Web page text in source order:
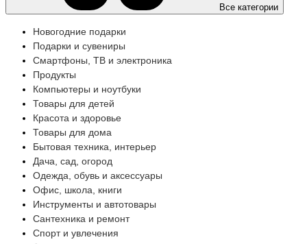
Все категории
Новогодние подарки
Подарки и сувениры
Смартфоны, ТВ и электроника
Продукты
Компьютеры и ноутбуки
Товары для детей
Красота и здоровье
Товары для дома
Бытовая техника, интерьер
Дача, сад, огород
Одежда, обувь и аксессуары
Офис, школа, книги
Инструменты и автотовары
Сантехника и ремонт
Спорт и увлечения